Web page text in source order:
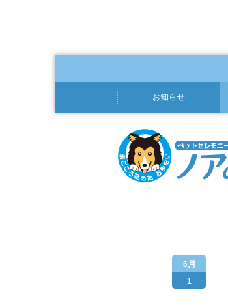
お知らせ
6月
1